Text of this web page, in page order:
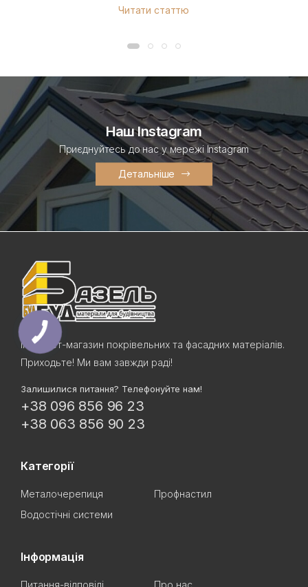
Читати статтю
Наш Instagram
Приєднуйтесь до нас у мережі Instagram
Детальніше
Інтернет-магазин покрівельних та фасадних матеріалів.
Приходьте! Ми вам завжди раді!
Залишилися питання? Телефонуйте нам!
+38 096 856 96 23
+38 063 856 90 23
Категорії
Металочерепиця
Профнастил
Водостічні системи
Інформація
Питання-відповіді Про нас